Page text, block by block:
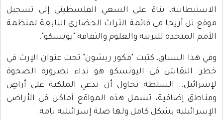
الاستيطانية، بناءً على السعي الفلسطيني إلى تسجيل
موقع تل أريحا في قائمة التراث الحضاري التابعة لمنظمة
الأمم المتحدة للتربية والعلوم والثقافة "يونسكو".
وفي هذا السياق، كتبت "مكور ريشون" تحت عنوان الإرث في
خطر: النقاش في اليونسكو هو نداء لضرورة الصحوة
لإسرائيل.. السلطة تحاول أن تدعي الملكية على أراضٍ
ومناطق إضافية، تشمل هذه المواقع أماكن في الأراضي
الإسرائيلية بشكل كامل ولها صلة إسرائيلية تامة.